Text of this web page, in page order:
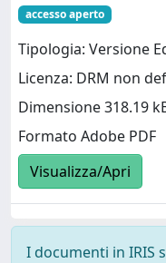
accesso aperto
Tipologia: Versione
Licenza: DRM non
Dimensione 318.19
Formato Adobe PDF
Visualizza/Apri
I documenti in IRIS